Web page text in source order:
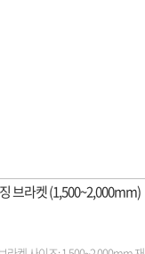
브라켓 (1,500~2,000mm)